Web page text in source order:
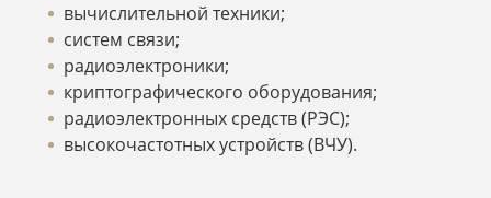
вычислительной техники;
систем связи;
радиоэлектроники;
криптографического оборудования;
радиоэлектронных средств (РЭС);
высокочастотных устройств (ВЧУ).